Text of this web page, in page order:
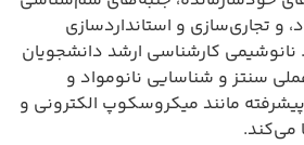
و تجاری‌سازی و استانداردسازی
کارشناسی ارشد دانشجویان
سنتز و شناسایی نانومواد و
مانند میکروسکوپ الکترونی و
می‌کند.